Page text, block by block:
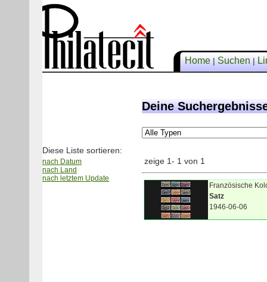
Home|Suchen|
Diese Liste sortieren:
nach Datum
nach Land
nach letztem Update
Deine
zeige 1- 1 von 1
Französische
Satz
1946-06-06